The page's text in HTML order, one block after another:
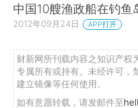
中国10艘渔政船在钓鱼
2012年09月24日 APP打开
财新网所刊载内容之知识产权
专属所有或持有。未经许可，
建立镜像等任何使用。
如有意愿转载，请发邮件至